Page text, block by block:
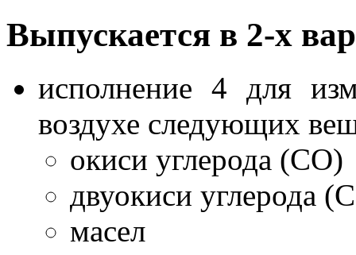
Выпускается в 2-х
исполнение 4 для
воздухе следующих
окиси углерода (CO)
двуокиси углерода
масел